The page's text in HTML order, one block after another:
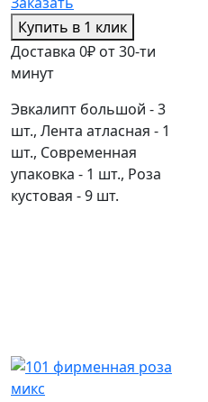
Купить в 1 клик
Доставка 0₽ от 30-ти
минут
Эвкалипт большой - 3
шт., Лента атласная - 1
шт., Современная
упаковка - 1 шт., Роза
кустовая - 9 шт.